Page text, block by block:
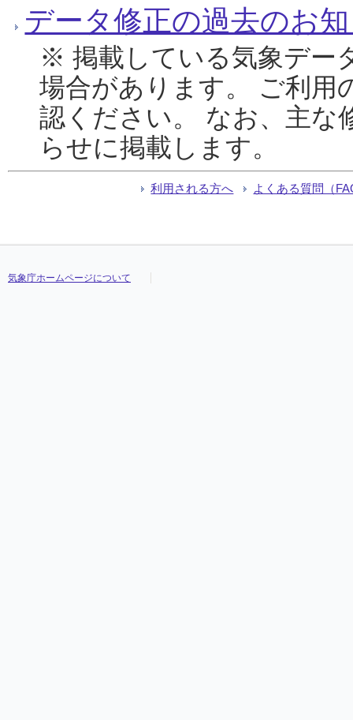
データ修正の過去のお
※ 掲載している気象デー
場合があります。 ご利用
認ください。 なお、主な
らせに掲載します。
利用される方へ よくある質問（
気象庁ホームページについて